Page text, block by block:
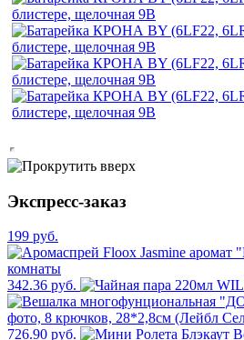
Экспресс-заказ
199 руб.
342.36 руб.
726.90 руб.